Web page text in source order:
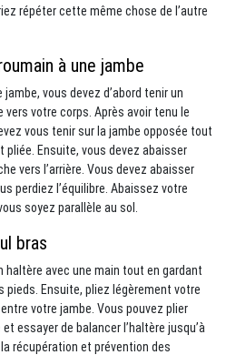
répéter cette même chose de l’autre
à une jambe
vous devez d’abord tenir un
votre corps. Après avoir tenu le
vous tenir sur la jambe opposée tout
pliée. Ensuite, vous devez abaisser
vers l’arrière. Vous devez abaisser
perdiez l’équilibre. Abaissez votre
soyez parallèle au sol.
bras
haltère avec une main tout en gardant
pieds. Ensuite, pliez légèrement votre
votre jambe. Vous pouvez plier
essayer de balancer l’haltère jusqu’à
la récupération et prévention des